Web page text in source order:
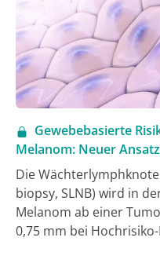
Gewebebasierte
Melanom: Neuer
Die
biopsy, SLNB) wird in
Melanom ab einer
0,75 mm bei
diagnostischen Werts